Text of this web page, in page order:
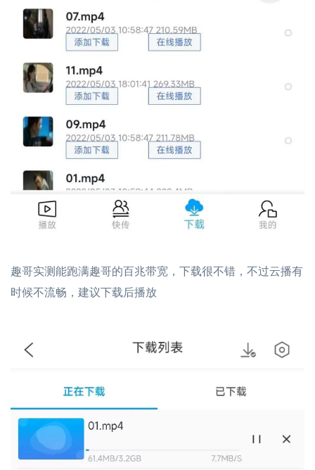
趣哥实测能跑满趣哥的百兆带宽，下载很不错，不过云播有
时候不流畅，建议下载后播放